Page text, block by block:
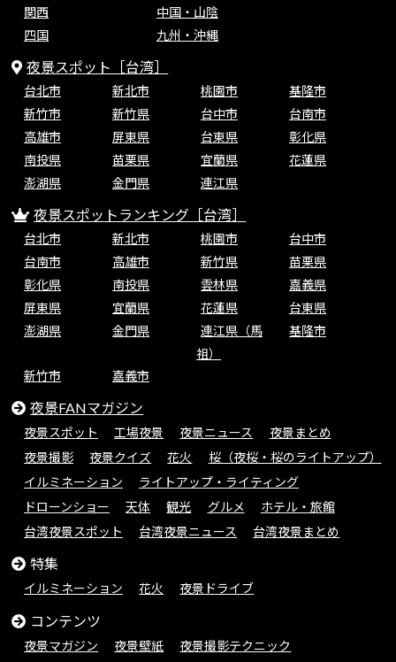
関西
中国・山陰
四国
九州・沖縄
夜景スポット［台湾］
台北市 新北市 桃園市
基隆市
新竹市
新竹県 台中市
台南市
高雄市
屏東県 台東県
彰化県
南投県
苗栗県 宜蘭県
花蓮県
澎湖県
金門県 連江県
夜景スポットランキング［台湾］
台北市 新北市 桃園市
台中市
台南市
高雄市 新竹県
苗栗県
彰化県
南投県 雲林県
嘉義県
屏東県
宜蘭県 花蓮県
台東県
澎湖県
金門県
連江県（馬
祖）
基隆市
新竹市 嘉義市
夜景FANマガジン
夜景スポット 工場夜景 夜景ニュース
夜景まとめ
夜景撮影
夜景クイズ 花火
桜（夜桜・桜のライトアップ）
イルミネーション
ライトアップ・ライティング
ドローンショー
天体 観光 グルメ
ホテル・旅館
台湾夜景スポット
台湾夜景ニュース 台湾夜景まとめ
特集
イルミネーション 花火 夜景ドライブ
コンテンツ
夜景マガジン 夜景壁紙 夜景撮影テクニック